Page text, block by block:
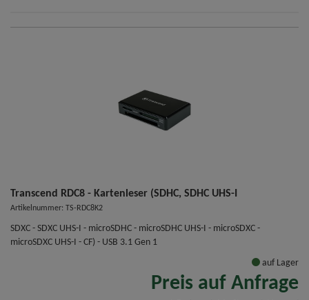
Transcend RDC8 - Kartenleser (SDHC, SDHC UHS-I
Artikelnummer: TS-RDC8K2
SDXC - SDXC UHS-I - microSDHC - microSDHC UHS-I - microSDXC -
microSDXC UHS-I - CF) - USB 3.1 Gen 1
auf Lager
Preis auf Anfrage